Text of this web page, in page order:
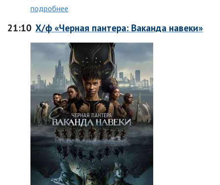
подробнее
21:10 Х/ф «Черная пантера: Ваканда навеки»